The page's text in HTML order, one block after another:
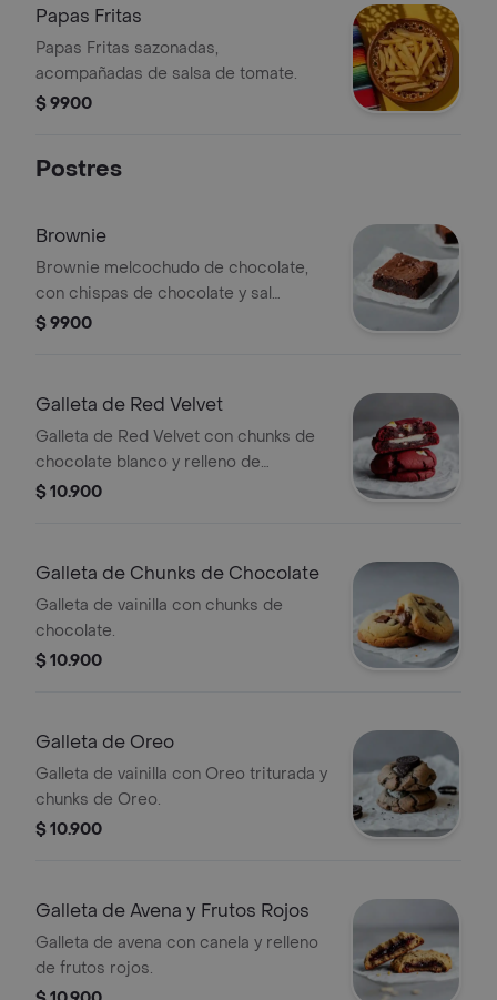
Papas Fritas
Papas Fritas sazonadas,
acompañadas de salsa de tomate.
$ 9900
Postres
Brownie
Brownie melcochudo de chocolate,
con chispas de chocolate y sal
marina.
$ 9900
Galleta de Red Velvet
Galleta de Red Velvet con chunks de
chocolate blanco y relleno de
Cheesecake.
$ 10.900
Galleta de Chunks de Chocolate
Galleta de vainilla con chunks de
chocolate.
$ 10.900
Galleta de Oreo
Galleta de vainilla con Oreo triturada y
chunks de Oreo.
$ 10.900
Galleta de Avena y Frutos Rojos
Galleta de avena con canela y relleno
de frutos rojos.